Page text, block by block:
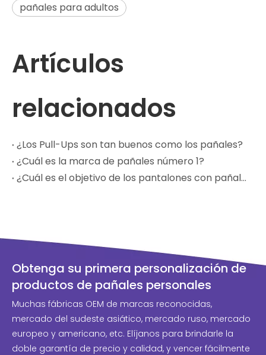
pañales para adultos
Artículos
relacionados
¿Los Pull-Ups son tan buenos como los pañales?
¿Cuál es la marca de pañales número 1?
¿Cuál es el objetivo de los pantalones con pañales?
Obtenga su primera personalización de
productos de pañales personales
Muchas fábricas OEM de marcas reconocidas,
mercado del sudeste asiático, mercado ruso, mercado
europeo y americano, etc. Elíjanos para brindarle la
doble garantía de precio y calidad, y vencer fácilmente